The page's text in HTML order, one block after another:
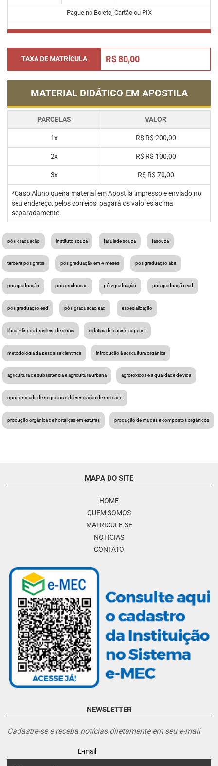
Pague no Boleto, Cartão ou PIX
TAXA DE MATRÍCULA R$ 80,00
MATERIAL DIDÁTICO EM APOSTILA
PARCELAS VALOR
1x R$ R$ 200,00
2x R$ R$ 100,00
3x R$ R$ 70,00
*Caso Aluno queira material em Apostila impresso e enviado no
seu endereço, pelos correios, pagará os valores acima
separadamente.
pós-graduação instituto souza faculade souza fasouza
terceira pós gratis pós graduação em 4 meses pos graduação aba
pos graduação pós graduacao pós-graduação pós graduação ead
pos graduação ead pós-graduacao ead especialização
libras - língua brasileira de sinais didática do ensino superior
metodologia da pesquisa científica introdução à agricultura orgânica
agricultura de subsistência e agricultura urbana agrotóxicos e a qualidade de vida
oportunidade de negócios e diferenciação de mercado
produção orgânica de hortaliças em estufas produção de mudas e compostos orgânicos
MAPA DO SITE
HOME
QUEM SOMOS
MATRICULE-SE
NOTÍCIAS
CONTATO
NEWSLETTER
Cadastre-se e receba notícias diretamente em seu e-mail
E-mail